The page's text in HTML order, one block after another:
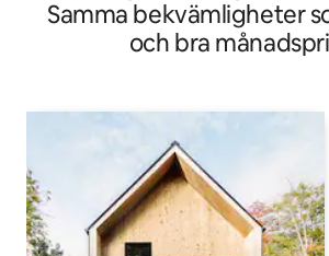
Oświęcim
Samma bekvämligheter
och bra